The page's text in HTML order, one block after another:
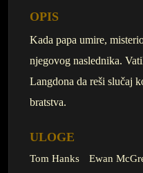
OPIS
Kada papa umire,
njegovog naslednika.
Langdona da reši slučaj
bratstva.
ULOGE
Tom Hanks Ewan